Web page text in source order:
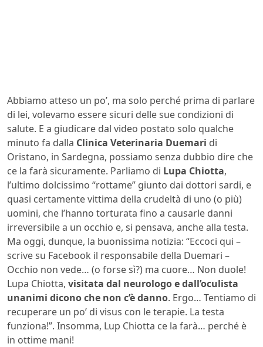
Abbiamo atteso un po’, ma solo perché prima di parlare
di lei, volevamo essere sicuri delle sue condizioni di
salute. E a giudicare dal video postato solo qualche
minuto fa dalla Clinica Veterinaria Duemari di
Oristano, in Sardegna, possiamo senza dubbio dire che
ce la farà sicuramente. Parliamo di Lupa Chiotta,
l’ultimo dolcissimo “rottame” giunto dai dottori sardi, e
quasi certamente vittima della crudeltà di uno (o più)
uomini, che l’hanno torturata fino a causarle danni
irreversibile a un occhio e, si pensava, anche alla testa.
Ma oggi, dunque, la buonissima notizia: “Eccoci qui –
scrive su Facebook il responsabile della Duemari –
Occhio non vede… (o forse sì?) ma cuore… Non duole!
Lupa Chiotta, visitata dal neurologo e dall’oculista
unanimi dicono che non c’è danno. Ergo… Tentiamo di
recuperare un po’ di visus con le terapie. La testa
funziona!”. Insomma, Lup Chiotta ce la farà… perché è
in ottime mani!